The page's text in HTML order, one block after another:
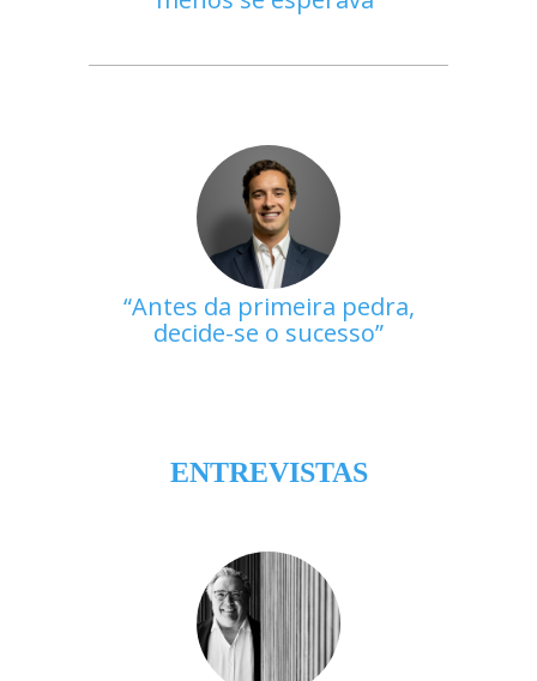
Antes da primeira pedra,
decide-se o sucesso
ENTREVISTAS